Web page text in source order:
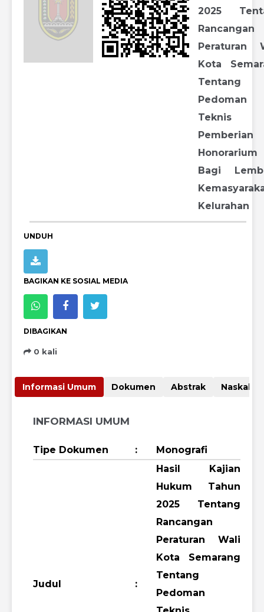
2025
Rancangan
Peraturan
Kota
Tentang
Pedoman
Teknis
Pemberian
Honorarium
Bagi
Kelurahan
UNDUH
BAGIKAN KE SOSIAL MEDIA
DIBAGIKAN
0 kali
Informasi Umum Dokumen Abstrak
INFORMASI UMUM
Tipe Dokumen : Monografi
Judul :
Hasil Kajian
Hukum Tahun
2025 Tentang
Rancangan
Peraturan Wali
Kota Semarang
Tentang
Pedoman